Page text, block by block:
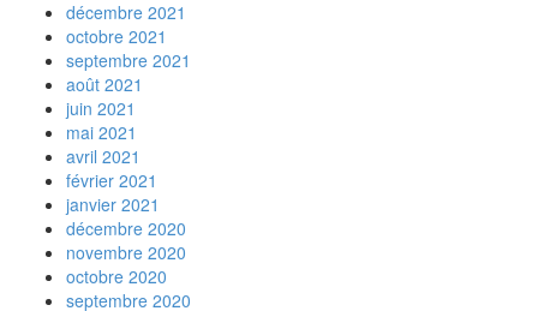
décembre 2021
octobre 2021
septembre 2021
août 2021
juin 2021
mai 2021
avril 2021
février 2021
janvier 2021
décembre 2020
novembre 2020
octobre 2020
septembre 2020